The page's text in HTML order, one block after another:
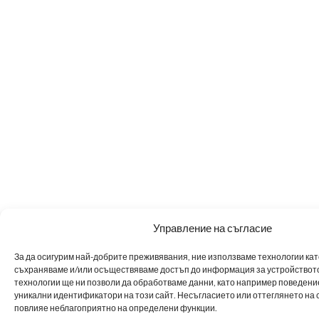
Управление на съгласие
За да осигурим най-добрите преживявания, ние използваме технологии
съхраняваме и/или осъществяваме достъп до информация за
технологии ще ни позволи да обработваме данни, като например
уникални идентификатори на този сайт. Несъгласието или оттеглянето на
повлияе неблагоприятно на определени функции.